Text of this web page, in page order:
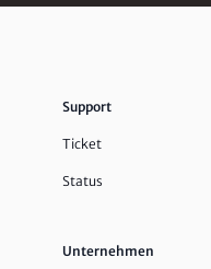
Support
Ticket
Status
Unternehmen